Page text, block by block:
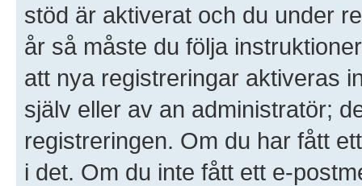
stöd är aktiverat och du under
år så måste du följa
att nya registreringar aktiveras
själv eller av an administratör;
registreringen. Om du har fått
i det. Om du inte fått ett e-